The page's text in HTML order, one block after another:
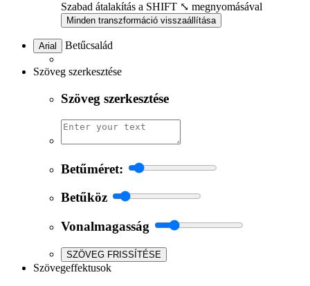
Szabad átalakítás a SHIFT ⤡ megnyomásával
Minden transzformáció visszaállítása
Arial Betűcsalád
Szöveg szerkesztése
Szöveg szerkesztése
Betűméret:
Betűköz
Vonalmagasság
SZÖVEG FRISSÍTÉSE
Szövegeffektusok